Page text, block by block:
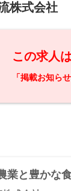
株式会社
この求人
「掲載お知ら
業と豊かな